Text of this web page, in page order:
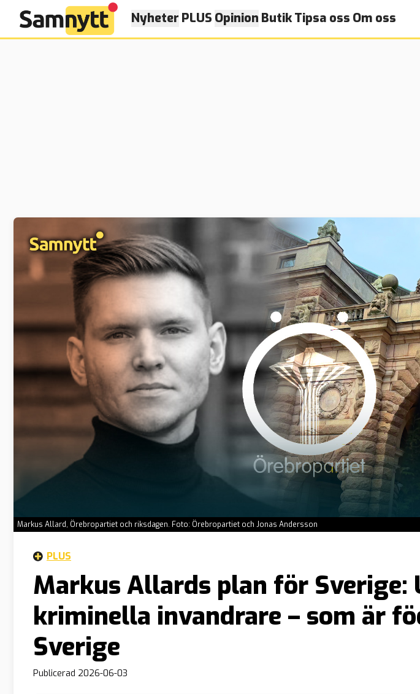
Nyheter PLUS Opinion ButikTipsa oss Om oss
Markus Allard, Örebropartiet och riksdagen. Foto: Örebropartiet och Jonas Andersson
PLUS
Markus Allards plan för Sverige:
kriminella invandrare – som är
Sverige
Publicerad 2026-06-03